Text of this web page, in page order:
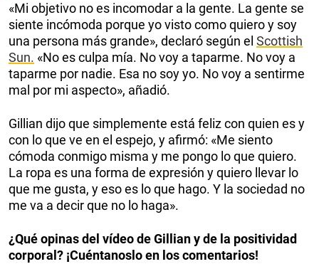
«Mi objetivo no es incomodar a la gente. La gente se
siente incómoda porque yo visto como quiero y soy
una persona más grande», declaró según el Scottish
Sun. «No es culpa mía. No voy a taparme. No voy a
taparme por nadie. Esa no soy yo. No voy a sentirme
mal por mi aspecto», añadió.
Gillian dijo que simplemente está feliz con quien es y
con lo que ve en el espejo, y afirmó: «Me siento
cómoda conmigo misma y me pongo lo que quiero.
La ropa es una forma de expresión y quiero llevar lo
que me gusta, y eso es lo que hago. Y la sociedad no
me va a decir que no lo haga».
¿Qué opinas del vídeo de Gillian y de la positividad
corporal? ¡Cuéntanoslo en los comentarios!